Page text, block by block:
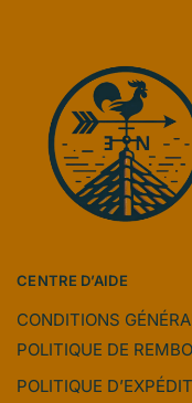
CENTRE D’AIDE
CONDITIONS
POLITIQUE DE
POLITIQUE